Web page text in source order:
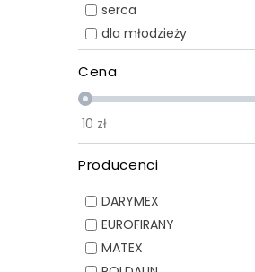
serca
dla młodzieży
Cena
10 zł
Producenci
DARYMEX
EUROFIRANY
MATEX